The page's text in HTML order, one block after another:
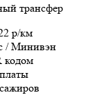
трансфер
р/км
/ Минивэн
кодом